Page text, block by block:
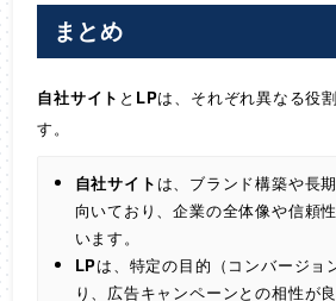
まとめ
自社サイト と LPは、それぞれ異なる役
す。
自社サイト は、ブランド構築や長
向いており、企業の全体像や信頼
います。
LPは、特定の目的（コンバージョ
り、広告キャンペーンとの相性が